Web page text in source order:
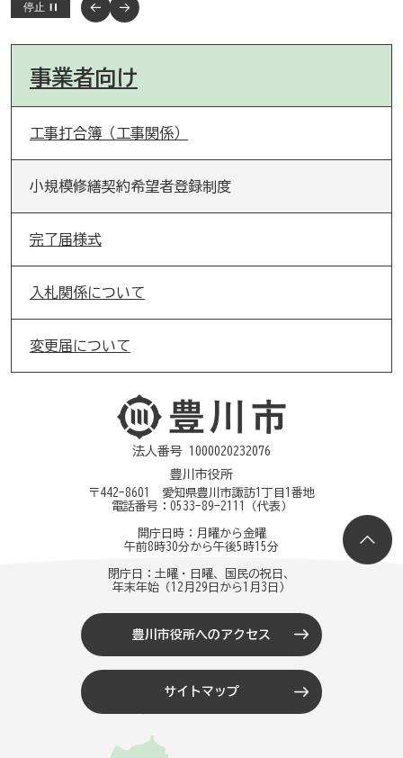
停止
事業者向け
工事打合簿（工事関係）
小規模修繕契約希望者登録制度
完了届様式
入札関係について
変更届について
法人番号 1000020232076
豊川市役所
〒442-8601 愛知県豊川市諏訪1丁目1番地
電話番号： 0533-89-2111 （代表）
開庁日時：月曜から金曜
午前8時30分から午後5時15分
閉庁日：土曜・日曜、国民の祝日、
年末年始（12月29日から1月3日）
豊川市役所へのアクセス
サイトマップ